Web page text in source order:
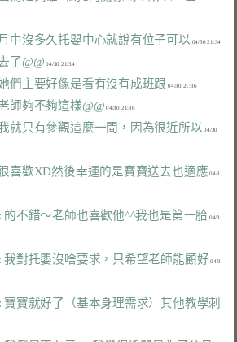
中沒多久托嬰中心就說有位子可以
了@@ 04/30 21:34
們主要好像是看有沒有成班跟 04/30 21:36
師夠不夠這樣@@ 04/30 21:36
就只有參觀這麼一間，因為很近所以 04/30
喜歡XD然後幸運的是寶寶送去也適應 04/3
: 的不錯～老師也喜歡他^^我也是第一胎 04/3
: 我對托嬰沒啥要求，只希望老師能顧好 04/3
: 寶寶就好了（基本身理需求）其他教學刺